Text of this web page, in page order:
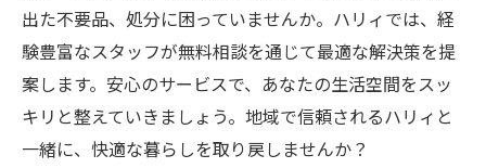
出た不要品、処分に困っていませんか。ハリィでは、経
験豊富なスタッフが無料相談を通じて最適な解決策を提
案します。安心のサービスで、あなたの生活空間をスッ
キリと整えていきましょう。地域で信頼されるハリィと
一緒に、快適な暮らしを取り戻しませんか？